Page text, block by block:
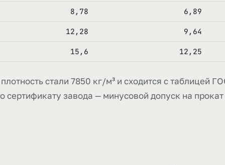
8,78 6,89
12,28 9,64
15,6 12,25
стали 7850 кг/м³ и сходится с таблицей
сертификату завода — минусовой допуск на